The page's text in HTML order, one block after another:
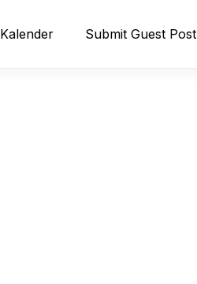
Kalender Submit Guest Post